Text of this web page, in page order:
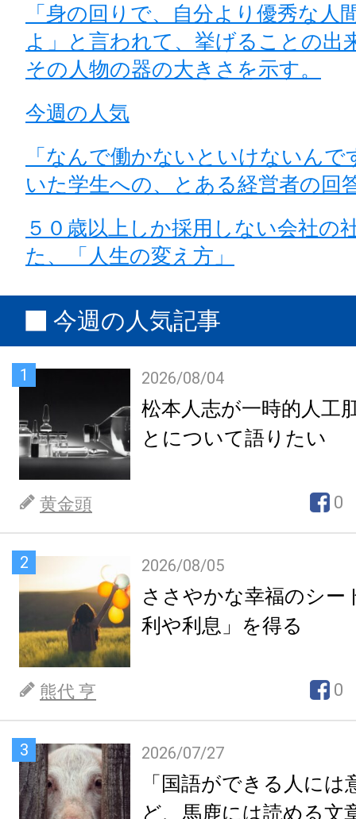
「身の回りで、自分より優秀な人
よ」と言われて、挙げることの出
その人物の器の大きさを示す。
今週の人気
「なんで働かないといけないんで
いた学生への、とある経営者の回
５０歳以上しか採用しない会社の
た、「人生の変え方」
今週の人気記事
1 2026/08/04
松本人志が一時的人工
とについて語りたい
黄金頭 0
2 2026/08/05
ささやかな幸福のシー
利や利息」を得る
熊代 亨 0
3 2026/07/27
「国語ができる人には
ど、馬鹿には読める文